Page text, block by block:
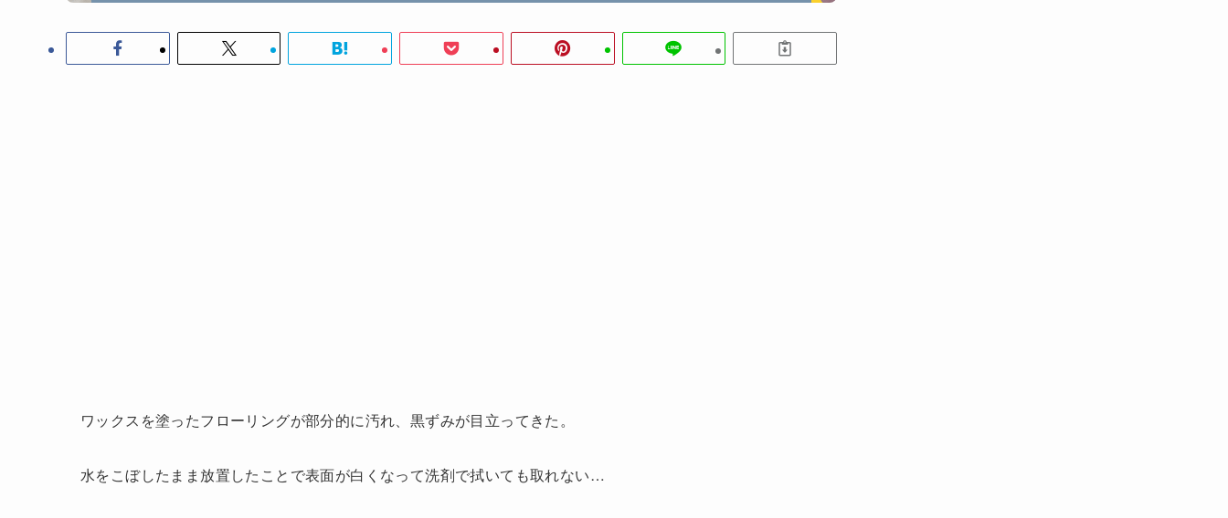
ワックスを塗ったフローリングが部分的に汚れ、黒ずみが目立ってきた。
水をこぼしたまま放置したことで表面が白くなって洗剤で拭いても取れない…